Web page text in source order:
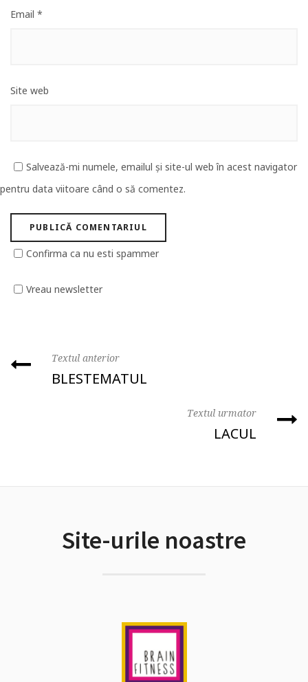
Email *
Site web
Salvează-mi numele, emailul și site-ul web în acest navigator
pentru data viitoare când o să comentez.
Confirma ca nu esti spammer
Vreau newsletter
Textul anterior
BLESTEMATUL
Textul urmator
LACUL
Site-urile noastre